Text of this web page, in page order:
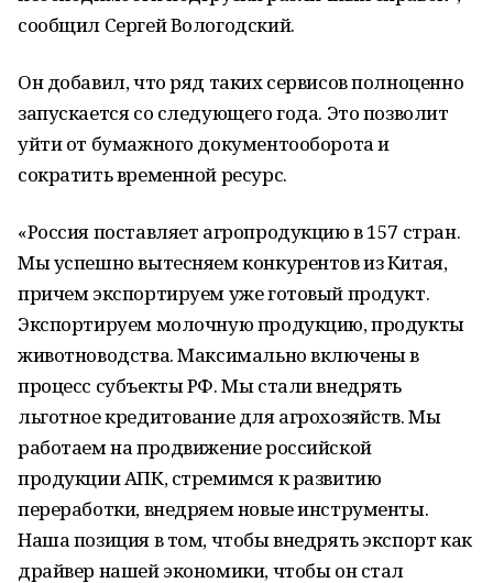
сообщил Сергей Вологодский.
Он добавил, что ряд таких сервисов полноценно
запускается со следующего года. Это позволит
уйти от бумажного документооборота и
сократить временной ресурс.
«Россия поставляет агропродукцию в 157 стран.
Мы успешно вытесняем конкурентов из Китая,
причем экспортируем уже готовый продукт.
Экспортируем молочную продукцию, продукты
животноводства. Максимально включены в
процесс субъекты РФ. Мы стали внедрять
льготное кредитование для агрохозяйств. Мы
работаем на продвижение российской
продукции АПК, стремимся к развитию
переработки, внедряем новые инструменты.
Наша позиция в том, чтобы внедрять экспорт как
драйвер нашей экономики, чтобы он стал